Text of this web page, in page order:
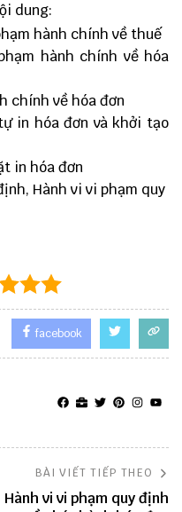
dung:
hành chính về thuế
hành chính về hóa
chính về hóa đơn
in hóa đơn và khởi tạo
in hóa đơn
Hành vi vi phạm quy
facebook
BÀI VIẾT TIẾP THEO
Hành vi vi phạm quy định